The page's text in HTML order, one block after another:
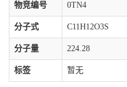
物竞编号 0TN4
分子式 C11H12O3S
分子量 224.28
标签 暂无